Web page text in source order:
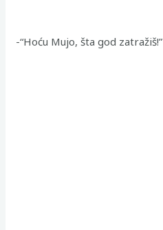
-“Hoću Mujo, šta god zatražiš!”